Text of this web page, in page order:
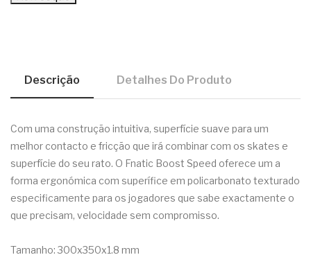
Descrição Detalhes Do Produto
Com uma construção intuitiva, superfície suave para um
melhor contacto e fricção que irá combinar com os skates e
superfície do seu rato. O Fnatic Boost Speed oferece um a
forma ergonómica com superífice em policarbonato texturado
especificamente para os jogadores que sabe exactamente o
que precisam, velocidade sem compromisso.
Tamanho: 300x350x1.8 mm